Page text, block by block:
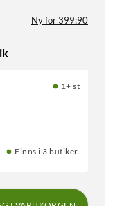
Ny för 399:90
1+ st
Finns i 3 butiker.